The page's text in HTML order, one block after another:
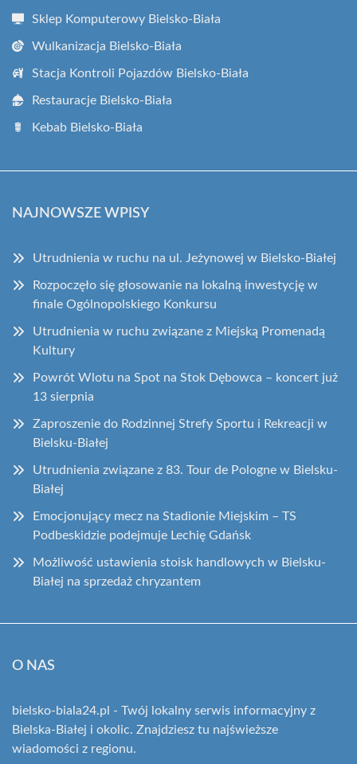
Sklep Komputerowy Bielsko-Biała
Wulkanizacja Bielsko-Biała
Stacja Kontroli Pojazdów Bielsko-Biała
Restauracje Bielsko-Biała
Kebab Bielsko-Biała
NAJNOWSZE WPISY
Utrudnienia w ruchu na ul. Jeżynowej w Bielsko-Białej
Rozpoczęło się głosowanie na lokalną inwestycję w
finale Ogólnopolskiego Konkursu
Utrudnienia w ruchu związane z Miejską Promenadą
Kultury
Powrót Wlotu na Spot na Stok Dębowca – koncert już
13 sierpnia
Zaproszenie do Rodzinnej Strefy Sportu i Rekreacji w
Bielsku-Białej
Utrudnienia związane z 83. Tour de Pologne w Bielsku-
Białej
Emocjonujący mecz na Stadionie Miejskim – TS
Podbeskidzie podejmuje Lechię Gdańsk
Możliwość ustawienia stoisk handlowych w Bielsku-
Białej na sprzedaż chryzantem
O NAS
bielsko-biala24.pl - Twój lokalny serwis informacyjny z
Bielska-Białej i okolic. Znajdziesz tu najświeższe
wiadomości z regionu.